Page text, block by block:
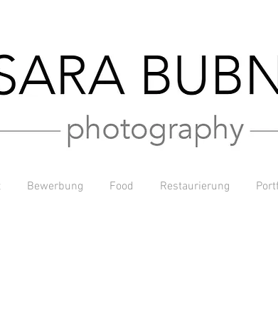
Bewerbung Food Restaurierung